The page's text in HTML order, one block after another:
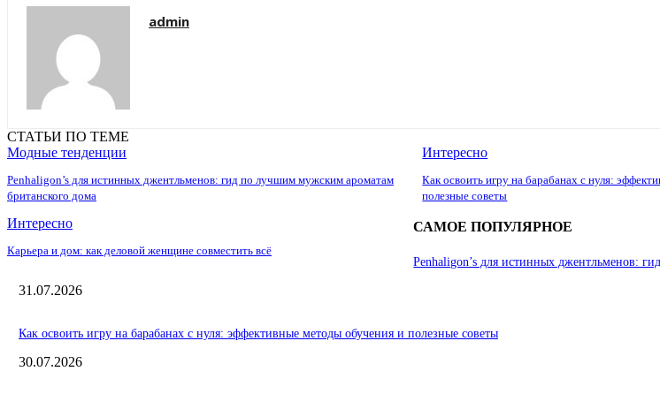
admin
СТАТЬИ ПО ТЕМЕ
Модные тенденции
Penhaligon’s для истинных джентльменов: гид по лучшим мужским ароматам
британского дома
Интересно
Как освоить игру на барабанах с нуля:
полезные советы
Интересно
Карьера и дом: как деловой женщине совместить всё
САМОЕ ПОПУЛЯРНОЕ
Penhaligon’s для истинных джентльменов:
31.07.2026
Как освоить игру на барабанах с нуля: эффективные методы обучения и полезные советы
30.07.2026